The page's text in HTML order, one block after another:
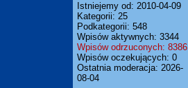
Istniejemy od: 2010-04-09
Kategorii: 25
Podkategorii: 548
Wpisów aktywnych: 3344
Wpisów odrzuconych: 8386
Wpisów oczekujących: 0
Ostatnia moderacja: 2026-
08-04